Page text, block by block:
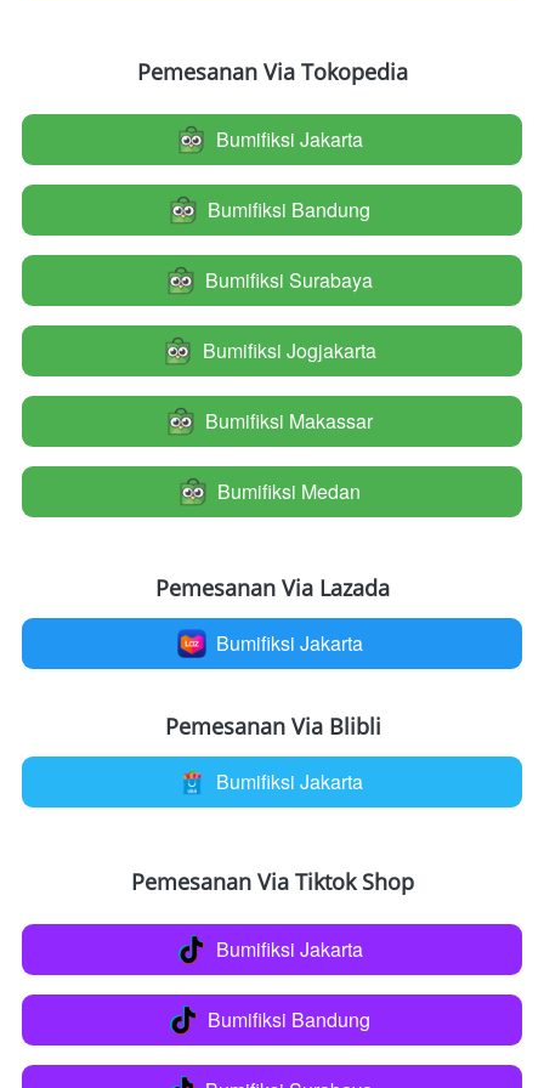
Pemesanan Via Tokopedia
` Bumifiksi Jakarta
` Bumifiksi Bandung
` Bumifiksi Surabaya
` Bumifiksi Jogjakarta
` Bumifiksi Makassar
` Bumifiksi Medan
Pemesanan Via Lazada
` Bumifiksi Jakarta
Pemesanan Via Blibli
` Bumifiksi Jakarta
Pemesanan Via Tiktok Shop
` Bumifiksi Jakarta
` Bumifiksi Bandung